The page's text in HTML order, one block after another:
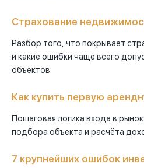
Страхование
Разбор того, что покрывает
и какие ошибки чаще всего
объектов.
Как купить первую
Пошаговая логика входа в
подбора объекта и расчёта
7 крупнейших ошибок